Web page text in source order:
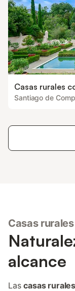
Casas rurales
Santiago de
Casas
alcance
Lascasas